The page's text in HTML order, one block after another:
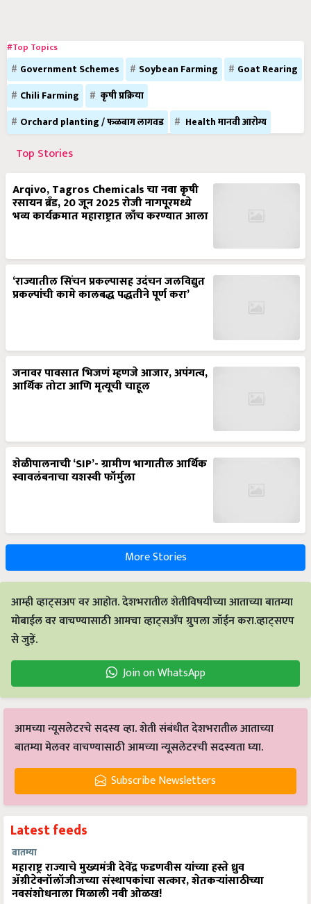
#Top Topics
Government Schemes Soybean Farming
Goat Rearing
Chili Farming
कृषी प्रक्रिया
Orchard planting / फळबाग लागवड
Health मानवी आरोग्य
Top Stories
Arqivo, Tagros Chemicals चा नवा कृषी
रसायन ब्रँड, 20 जून 2025 रोजी नागपूरमध्ये
भव्य कार्यक्रमात महाराष्ट्रात लाँच करण्यात आला
‘राज्यातील सिंचन प्रकल्पासह उदंचन जलविद्युत
प्रकल्पांची कामे कालबद्ध पद्धतीने पूर्ण करा’
जनावर पावसात भिजणं म्हणजे आजार, अपंगत्व,
आर्थिक तोटा आणि मृत्यूची चाहूल
शेळीपालनाची ‘SIP’- ग्रामीण भागातील आर्थिक
स्वावलंबनाचा यशस्वी फॉर्मुला
More Stories
आम्ही व्हाट्सअप वर आहोत. देशभरातील शेतीविषयीच्या आताच्या बातम्या
मोबाईल वर वाचण्यासाठी आमचा व्हाट्सअँप ग्रुपला जॉईन करा.व्हाट्सएप
से जुड़ें.
Join on WhatsApp
आमच्या न्यूसलेटरचे सदस्य व्हा. शेती संबंधीत देशभरातील आताच्या
बातम्या मेलवर वाचण्यासाठी आमच्या न्यूसलेटरची सदस्यता घ्या.
Subscribe Newsletters
Latest feeds
बातम्या
महाराष्ट्र राज्याचे मुख्यमंत्री देवेंद्र फडणवीस यांच्या हस्ते ध्रुव
ॲग्रीटेक्नॉलॉजीजच्या संस्थापकांचा सत्कार, शेतकऱ्यांसाठीच्या
नवसंशोधनाला मिळाली नवी ओळख!